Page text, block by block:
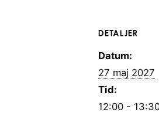
DETALJER
Datum:
27 maj 2027
Tid:
12:00 -